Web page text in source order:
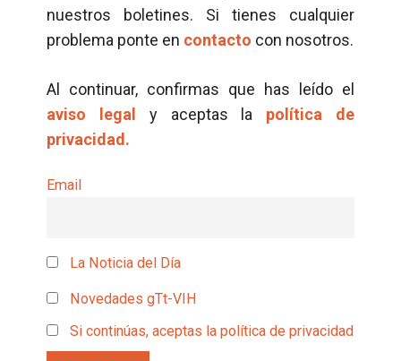
nuestros boletines. Si tienes cualquier
problema ponte en contacto con nosotros.
Al continuar, confirmas que has leído el
aviso legal
y aceptas la política de
privacidad.
Email
La Noticia del Día
Novedades gTt-VIH
Si continúas, aceptas la política de privacidad